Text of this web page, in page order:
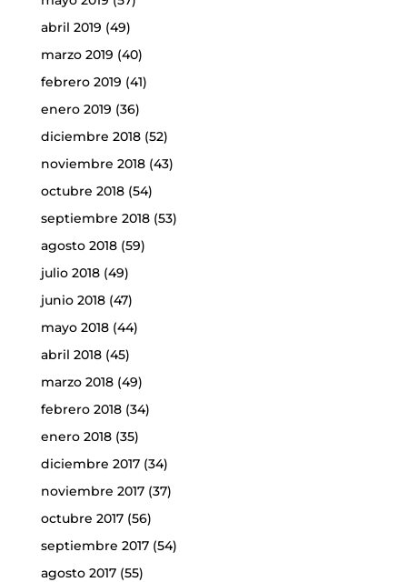
abril 2019 (49)
marzo 2019 (40)
febrero 2019 (41)
enero 2019 (36)
diciembre 2018(52)
noviembre 2018(43)
octubre 2018(54)
septiembre 2018(53)
agosto 2018(59)
julio 2018(49)
junio 2018(47)
mayo 2018(44)
abril 2018(45)
marzo 2018(49)
febrero 2018(34)
enero 2018(35)
diciembre 2017(34)
noviembre 2017(37)
octubre 2017(56)
septiembre 2017(54)
agosto 2017(55)